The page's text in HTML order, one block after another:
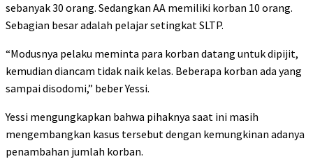
sebanyak 30 orang. Sedangkan AA memiliki korban 10 orang.
Sebagian besar adalah pelajar setingkat SLTP.
“Modusnya pelaku meminta para korban datang untuk dipijit,
kemudian diancam tidak naik kelas. Beberapa korban ada yang
sampai disodomi,” beber Yessi.
Yessi mengungkapkan bahwa pihaknya saat ini masih
mengembangkan kasus tersebut dengan kemungkinan adanya
penambahan jumlah korban.